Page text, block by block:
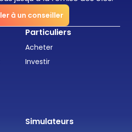
à un conseiller
Particuliers
Acheter
Investir
Simulateurs